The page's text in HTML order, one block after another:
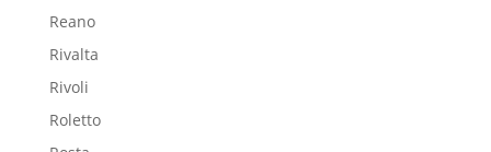
Reano
Rivalta
Rivoli
Roletto